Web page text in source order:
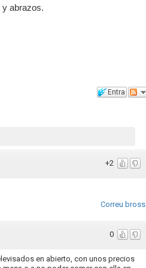
y abrazos.
Entra
+2
Correu
0
en abierto, con unos precios